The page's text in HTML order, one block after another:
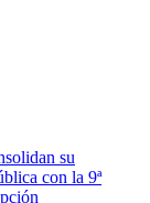
su
con la 9ª